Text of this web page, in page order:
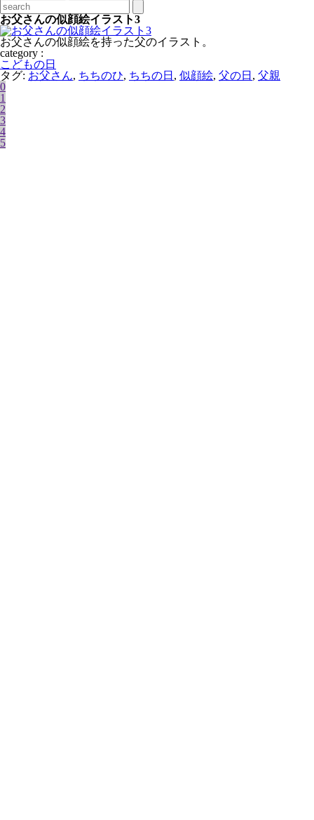
お父さんの似顔絵イラスト3
お父さんの似顔絵を持った父のイラスト。
category :
こどもの日
タグ: お父さん, ちちのひ, ちちの日 , 似顔絵, 父の日 , 父親
0
1
2
3
4
5